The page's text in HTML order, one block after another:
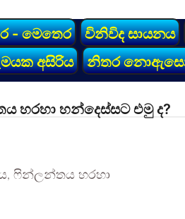
- මෙතෙර විනිවිද සායනය
අසිරිය නිතර
හරහා හන්දෙස්සට එමු ද?